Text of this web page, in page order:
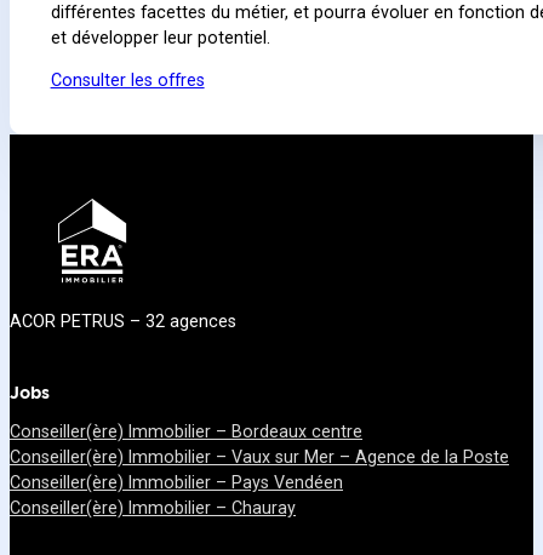
différentes facettes du métier, et pourra évoluer en fonction
et développer leur potentiel.
Consulter les offres
ACOR PETRUS – 32 agences
Jobs
Conseiller(ère) Immobilier – Bordeaux centre
Conseiller(ère) Immobilier – Vaux sur Mer – Agence de la Poste
Conseiller(ère) Immobilier – Pays Vendéen
Conseiller(ère) Immobilier – Chauray